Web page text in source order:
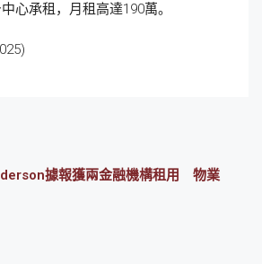
心承租，月租高達190萬。
據報獲兩金融機構租用 物業